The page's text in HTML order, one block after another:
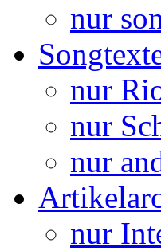
nur
nur
nur
nur
nur